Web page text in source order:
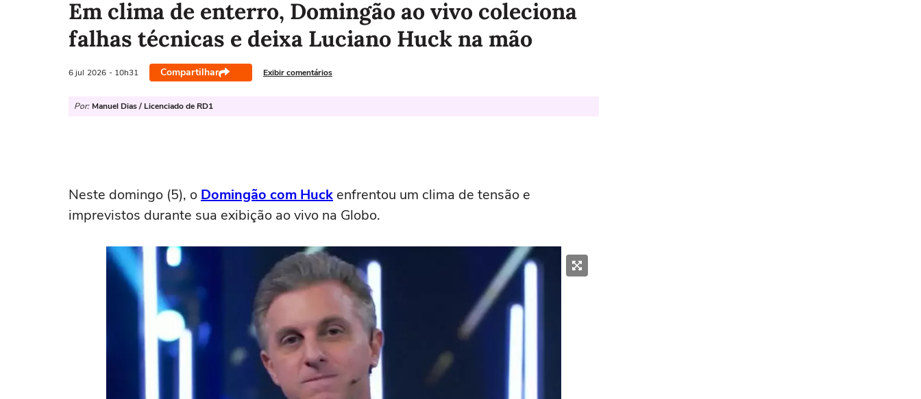
Em clima de enterro, Domingão ao vivo coleciona
falhas técnicas e deixa Luciano Huck na mão
6 jul 2026 - 10h31 Compartilhar Exibir comentários
Por: Manuel Dias / Licenciado de RD1
Neste domingo (5), o Domingão com Huck enfrentou um clima de tensão e
imprevistos durante sua exibição ao vivo na Globo.